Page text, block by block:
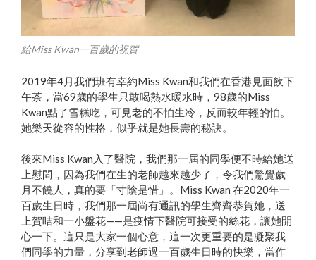
給Miss Kwan一百歲的祝賀
2019年4月我們班有幸約Miss Kwan和我們在香港見面飲下
午茶，當69歲的學生只敢喝熱水暖水時，98歲的Miss
Kwan點了雪糕吃，可見老的不怕生冷，反而較年輕的怕。
她樂天從容的性格，似乎就是她長壽的秘訣。
後來Miss Kwan入了醫院，我們那一屆的同學便不時給她送
上慰問，因為我們在生的老師越來越少了，令我們驚覺歲
月不饒人，真的要「寸陰是惜」。Miss Kwan 在2020年一
百歲生日時，我們那一屆尚有通訊的學生齊齊恭賀她，送
上賀咭和一小盤花——是疫情下醫院可接受的絲花，讓她開
心一下。這只是大家一個心意，這一次更重要的是凝聚我
們同學的力量，分享到老師過一百歲生日時的快樂，當作